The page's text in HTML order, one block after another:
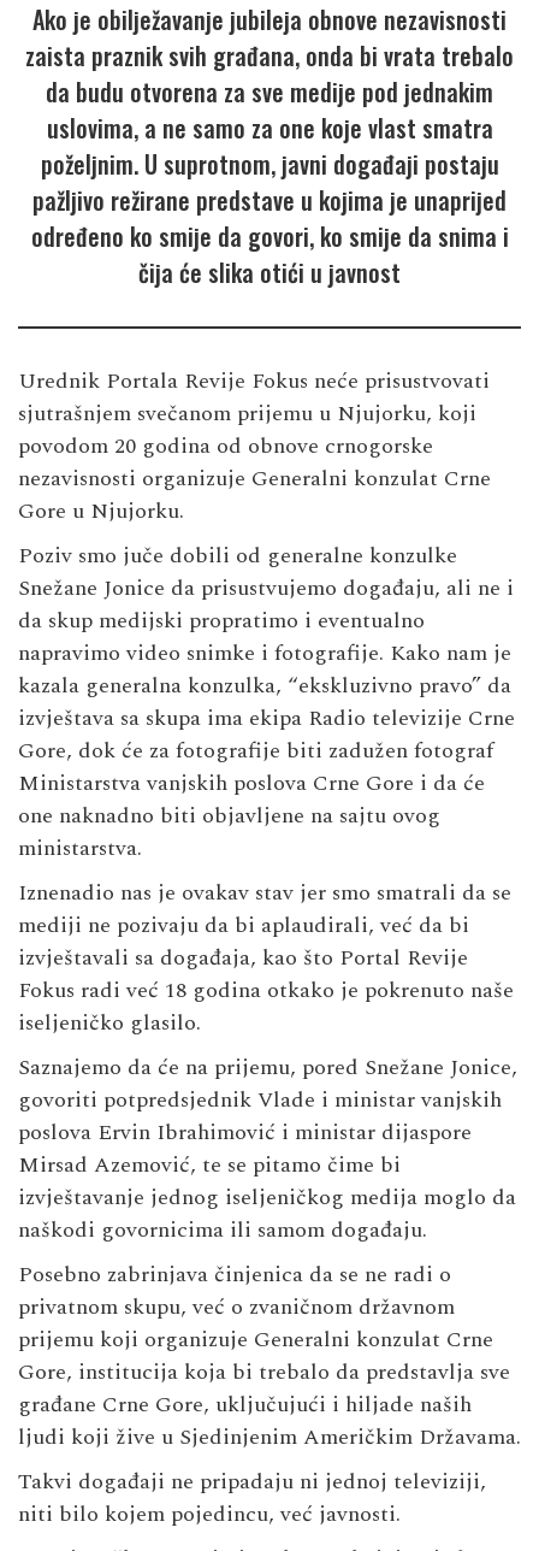
Ako je obilježavanje jubileja obnove nezavisnosti
zaista praznik svih građana, onda bi vrata trebalo
da budu otvorena za sve medije pod jednakim
uslovima, a ne samo za one koje vlast smatra
poželjnim. U suprotnom, javni događaji postaju
pažljivo režirane predstave u kojima je unaprijed
određeno ko smije da govori, ko smije da snima i
čija će slika otići u javnost
Urednik Portala Revije Fokus neće prisustvovati
sjutrašnjem svečanom prijemu u Njujorku, koji
povodom 20 godina od obnove crnogorske
nezavisnosti organizuje Generalni konzulat Crne
Gore u Njujorku.
Poziv smo juče dobili od generalne konzulke
Snežane Jonice da prisustvujemo događaju, ali ne i
da skup medijski propratimo i eventualno
napravimo video snimke i fotografije. Kako nam je
kazala generalna konzulka, “ekskluzivno pravo” da
izvještava sa skupa ima ekipa Radio televizije Crne
Gore, dok će za fotografije biti zadužen fotograf
Ministarstva vanjskih poslova Crne Gore i da će
one naknadno biti objavljene na sajtu ovog
ministarstva.
Iznenadio nas je ovakav stav jer smo smatrali da se
mediji ne pozivaju da bi aplaudirali, već da bi
izvještavali sa događaja, kao što Portal Revije
Fokus radi već 18 godina otkako je pokrenuto naše
iseljeničko glasilo.
Saznajemo da će na prijemu, pored Snežane Jonice,
govoriti potpredsjednik Vlade i ministar vanjskih
poslova Ervin Ibrahimović i ministar dijaspore
Mirsad Azemović, te se pitamo čime bi
izvještavanje jednog iseljeničkog medija moglo da
naškodi govornicima ili samom događaju.
Posebno zabrinjava činjenica da se ne radi o
privatnom skupu, već o zvaničnom državnom
prijemu koji organizuje Generalni konzulat Crne
Gore, institucija koja bi trebalo da predstavlja sve
građane Crne Gore, uključujući i hiljade naših
ljudi koji žive u Sjedinjenim Američkim Državama.
Takvi događaji ne pripadaju ni jednoj televiziji,
niti bilo kojem pojedincu, već javnosti.